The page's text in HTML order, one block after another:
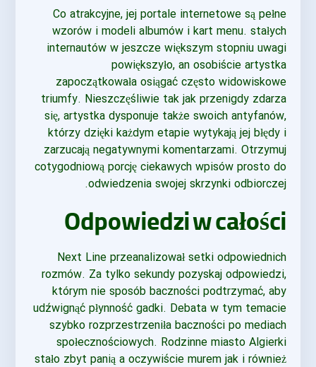
Co atrakcyjne, jej portale internetowe są pełne
wzorów i modeli albumów i kart menu. stałych
internautów w jeszcze większym stopniu uwagi
powiększyło, an osobiście artystka
zapoczątkowała osiągać często widowiskowe
triumfy. Nieszczęśliwie tak jak przenigdy zdarza
się, artystka dysponuje także swoich antyfanów,
którzy dzięki każdym etapie wytykają jej błędy i
zarzucają negatywnymi komentarzami. Otrzymuj
cotygodniową porcję ciekawych wpisów prosto do
odwiedzenia swojej skrzynki odbiorczej.
Odpowiedzi w całości
Next Line przeanalizował setki odpowiednich
rozmów. Za tylko sekundy pozyskaj odpowiedzi,
którym nie sposób baczności podtrzymać, aby
udźwignąć płynność gadki. Debata w tym temacie
szybko rozprzestrzeniła baczności po mediach
społecznościowych. Rodzinne miasto Algierki
stało zbyt panią a oczywiście murem jak i również